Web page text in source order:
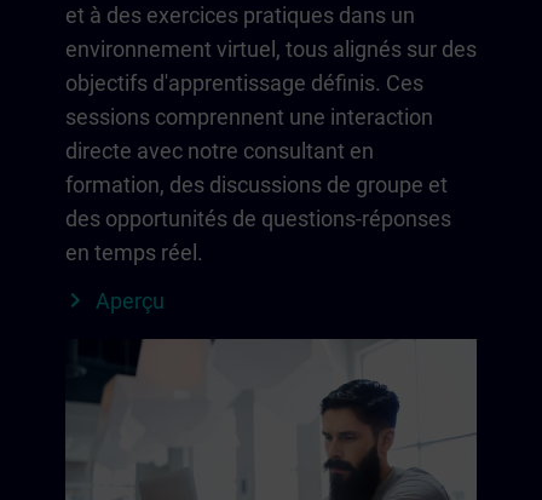
et à des exercices pratiques dans un
environnement virtuel, tous alignés sur des
objectifs d'apprentissage définis. Ces
sessions comprennent une interaction
directe avec notre consultant en
formation, des discussions de groupe et
des opportunités de questions-réponses
en temps réel.
Aperçu